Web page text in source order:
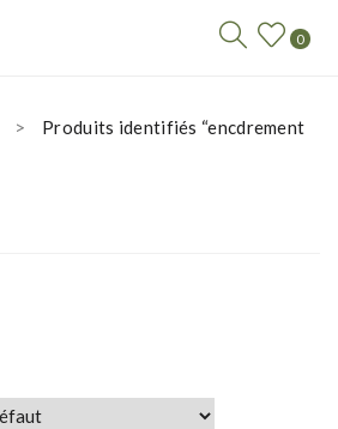
0
Produits identifiés “encdrement